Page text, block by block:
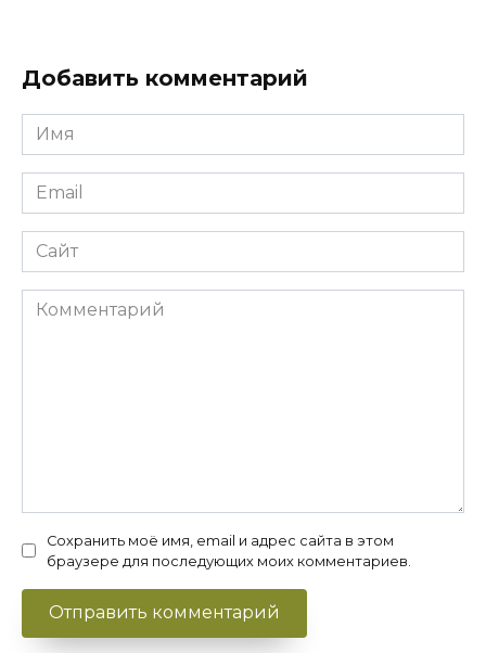
Добавить комментарий
Имя
*
Email
*
Сайт
Комментарий
Сохранить моё имя, email и адрес сайта в этом
браузере для последующих моих комментариев.